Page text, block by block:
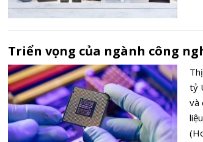
Triển vọng của ngành công
tỷ
và